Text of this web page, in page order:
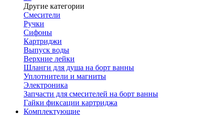
Другие категории
Смесители
Ручки
Сифоны
Картриджи
Выпуск воды
Верхние лейки
Шланги для душа на борт ванны
Уплотнители и магниты
Электроника
Запчасти для смесителей на борт ванны
Гайки фиксации картриджа
Комплектующие